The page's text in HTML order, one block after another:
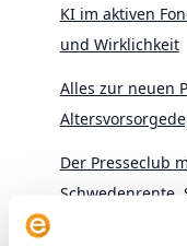
KI im aktiven
und Wirklichkeit
Alles zur neuen
Der Presseclub
Schwedenrente,